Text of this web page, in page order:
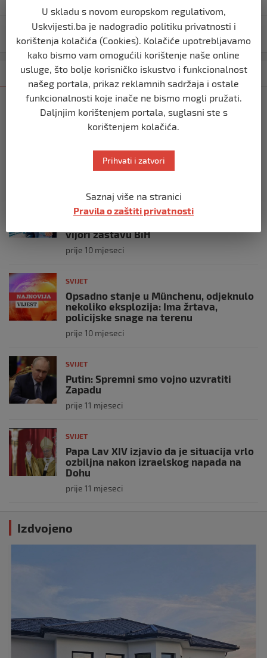
objava
Trump neće moći ući u 37 zemalja?
Kategorija Najnovije Najčitanije
SVIJET
Italijanski kapetan iz flotile za Gazu
primio islam nakon što su izraelske
posade
prije 10 mjeseci
SVIJET
Brod “Mikeno” probio izraelsku blokadu
vijori zastavu BiH
prije 10 mjeseci
SVIJET
Opsadno stanje u Münchenu, odjeknulo
nekoliko eksplozija: Ima žrtava,
policijske snage na terenu
prije 10 mjeseci
SVIJET
Putin: Spremni smo vojno uzvratiti
Zapadu
prije 11 mjeseci
SVIJET
Papa Lav XIV izjavio da je situacija vrlo
ozbiljna nakon izraelskog napada na
Dohu
prije 11 mjeseci
Izdvojeno
U skladu s novom europskom regulativom,
Uskvijesti.ba je nadogradio politiku privatnosti i
korištenja kolačića (Cookies). Kolačiće upotrebljavamo
kako bismo vam omogućili korištenje naše online
usluge, što bolje korisničko iskustvo i funkcionalnost
našeg portala, prikaz reklamnih sadržaja i ostale
funkcionalnosti koje inače ne bismo mogli pružati.
Daljnjim korištenjem portala, suglasni ste s
korištenjem kolačića.
Prihvati i zatvori
Saznaj više na stranici
Pravila o zaštiti privatnosti